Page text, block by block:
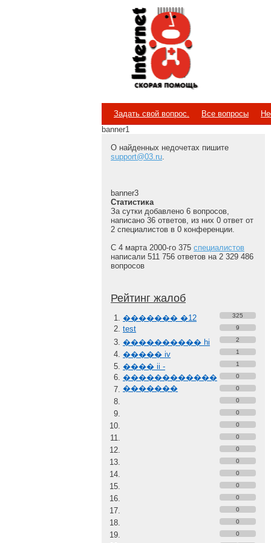
Internet
Скорая помощь
Задать свой вопрос. Все вопросы
banner1
О найденных недочетах пишите
support@03.ru.
banner3
Статистика
За сутки добавлено 6 вопросов,
написано 36 ответов, из них 0 ответ от
2 специалистов в 0 конференции.
С 4 марта 2000-го 375 специалистов
написали 511 756 ответов на 2 329 486
вопросов
Рейтинг жалоб
������� �12 325
test 9
���������� hi 2
����� iv 1
���� ii -
������������
�������
1
0
0
0
0
0
0
0
0
0
0
0
0
0
0